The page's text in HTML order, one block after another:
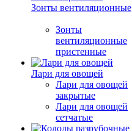
Зонты вентиляционные
Зонты
вентиляционные
пристенные
Лари для овощей
Лари для овощей
закрытые
Лари для овощей
сетчатые